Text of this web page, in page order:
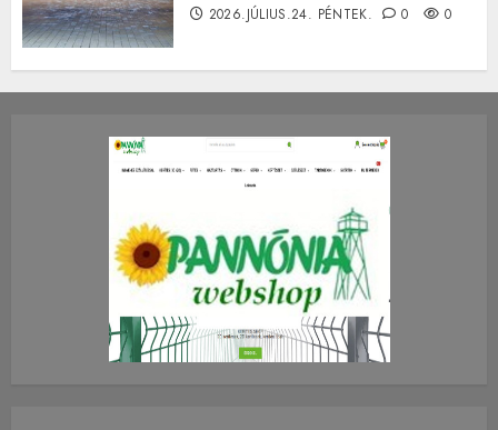
2026.JÚLIUS.24. PÉNTEK. 0 0